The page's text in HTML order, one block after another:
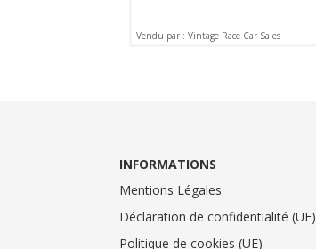
Vendu par : Vintage Race Car Sales
INFORMATIONS
Mentions Légales
Déclaration de confidentialité (UE)
Politique de cookies (UE)